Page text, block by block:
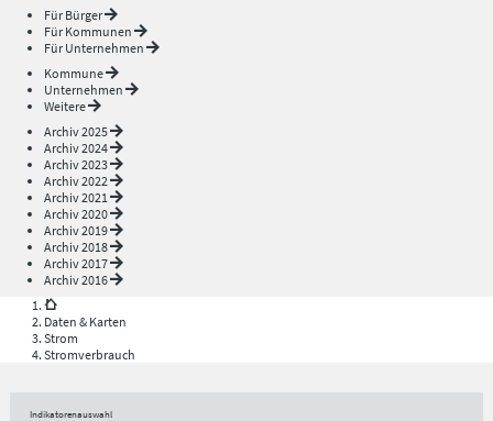
Für Bürger
Für Kommunen
Für Unternehmen
Kommune
Unternehmen
Weitere
Archiv 2025
Archiv 2024
Archiv 2023
Archiv 2022
Archiv 2021
Archiv 2020
Archiv 2019
Archiv 2018
Archiv 2017
Archiv 2016
Daten & Karten
Strom
Stromverbrauch
Indikatorenauswahl